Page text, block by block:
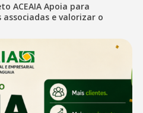
ACEAIA Apoia para
e valorizar o